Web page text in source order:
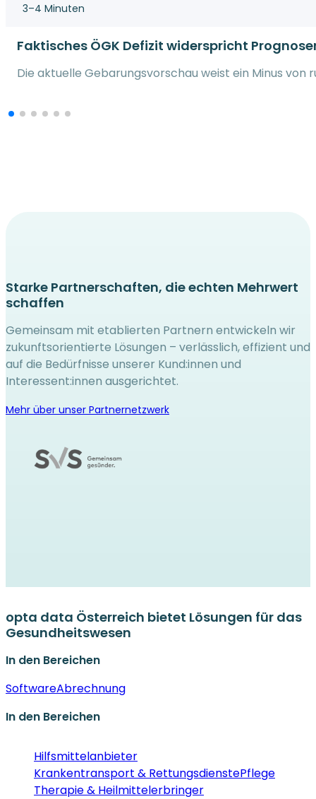
3–4 Minuten
Faktisches ÖGK Defizit widerspricht
Die aktuelle Gebarungsvorschau weist ein Minus von
Starke Partnerschaften, die echten Mehrwert
schaffen
Gemeinsam mit etablierten Partnern entwickeln wir
zukunftsorientierte Lösungen – verlässlich, effizient und
auf die Bedürfnisse unserer Kund:innen und
Interessent:innen ausgerichtet.
Mehr über unser Partnernetzwerk
opta data Österreich bietet Lösungen für das
Gesundheitswesen
In den Bereichen
SoftwareAbrechnung
In den Bereichen
Hilfsmittelanbieter
Krankentransport & RettungsdienstePflege
Therapie & Heilmittelerbringer